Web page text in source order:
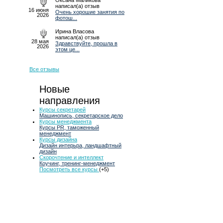
16 июня
2026
написал(а) отзыв
Очень хорошие занятия по
фотош...
28 мая
2026
Ирина Власова
написал(а) отзыв
Здравствуйте, прошла в
этом це...
Все отзывы
Новые
направления
Курсы секретарей
Машинопись, секретарское дело
Курсы менеджмента
Курсы PR, таможенный
менеджмент
Курсы дизайна
Дизайн интерьра, ландшафтный
дизайн
Скорочтение и интеллект
Коучинг, тренинг-менеджмент
Посмотреть все курсы (+5)